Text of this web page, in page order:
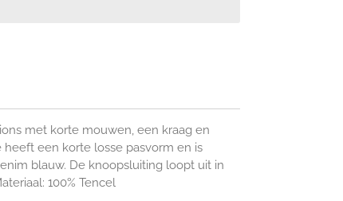
met korte mouwen, een kraag en
heeft een korte losse pasvorm en is
blauw. De knoopsluiting loopt uit in
100% Tencel